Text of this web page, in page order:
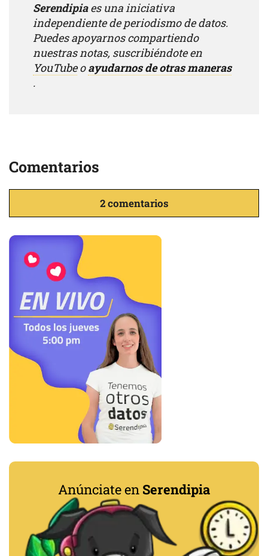
Serendipiaes una iniciativa
independiente de periodismo de datos.
Puedes apoyarnos compartiendo
nuestras notas, suscribiéndote en
YouTubeoayudarnos de otras maneras
.
Comentarios
2 comentarios
Anúnciate en Serendipia